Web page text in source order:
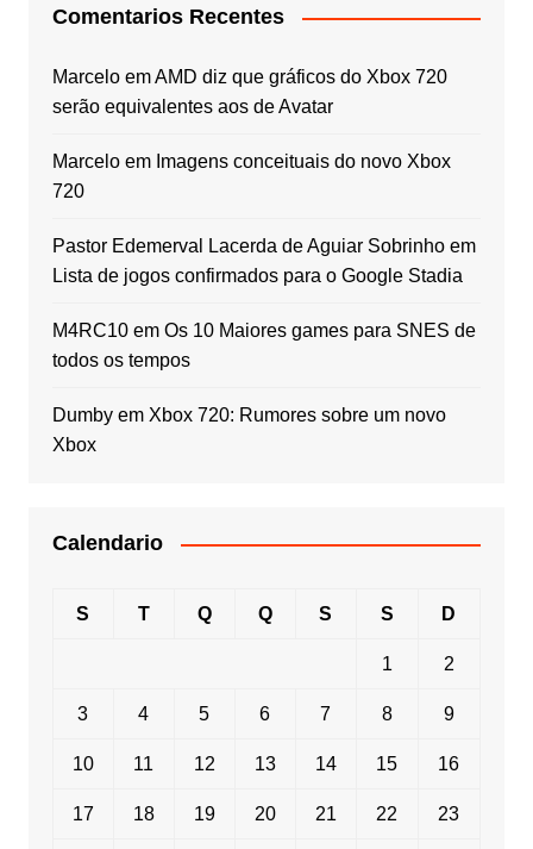
Comentarios Recentes
MarceloemAMD diz que gráficos do Xbox 720
serão equivalentes aos de Avatar
Marceloem Imagens conceituais do novo Xbox
720
Pastor Edemerval Lacerda de Aguiar Sobrinhoem
Lista de jogos confirmados para o Google Stadia
M4RC10em Os 10 Maiores games para SNES de
todos os tempos
Dumbyem Xbox 720: Rumores sobre um novo
Xbox
Calendario
S T Q Q S S D
1 2
3 4 5 6 7 8 9
10 11 12 13 14 15 16
17 18 19 20 21 22 23